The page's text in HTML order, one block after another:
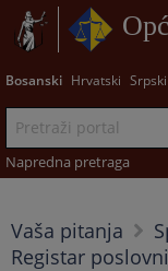
Bosanski Hrvatski Srpski
Napredna pretraga
Vaša pitanja
Registar